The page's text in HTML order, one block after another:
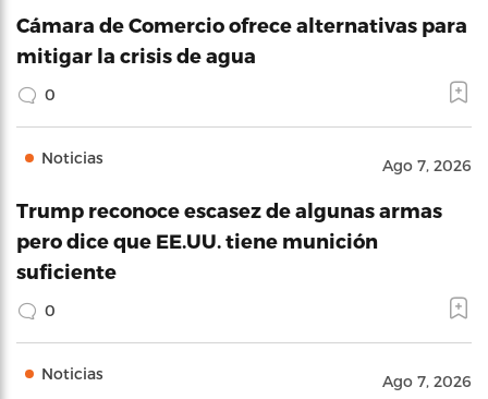
Cámara de Comercio ofrece alternativas para
mitigar la crisis de agua
0
Noticias Ago 7, 2026
Trump reconoce escasez de algunas armas
pero dice que EE.UU. tiene munición
suficiente
0
Noticias Ago 7, 2026